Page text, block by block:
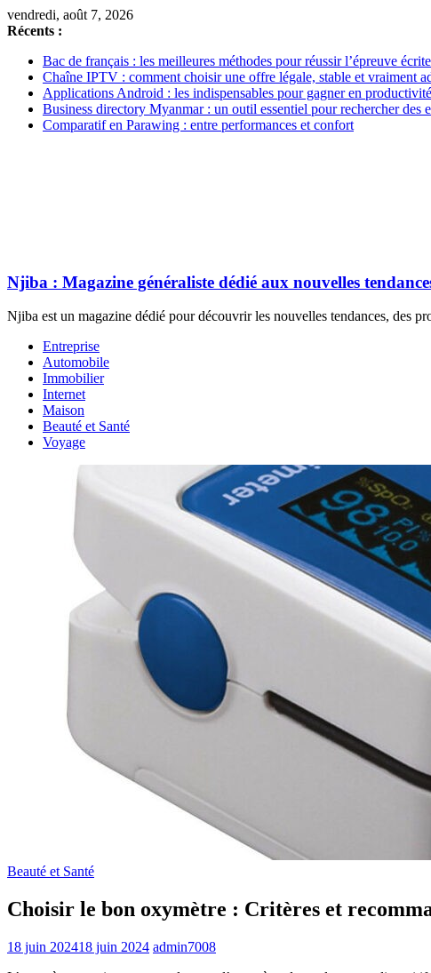
vendredi, août 7, 2026
Récents :
Bac de français : les meilleures méthodes pour réussir l’épreuve écrite
Chaîne IPTV : comment choisir une offre légale, stable et vraiment
Applications Android : les indispensables pour gagner en productivité
Business directory Myanmar : un outil essentiel pour rechercher des
Comparatif en Parawing : entre performances et confort
Njiba : Magazine généraliste dédié aux nouvelles
Njiba est un magazine dédié pour découvrir les nouvelles tendances, des
Entreprise
Automobile
Immobilier
Internet
Maison
Beauté et Santé
Voyage
Beauté et Santé
Choisir le bon oxymètre : Critères et
18 juin 202418 juin 2024 admin7008